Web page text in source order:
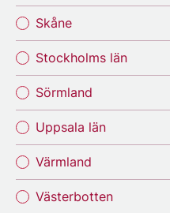
Skåne
Stockholms län
Sörmland
Uppsala län
Värmland
Västerbotten